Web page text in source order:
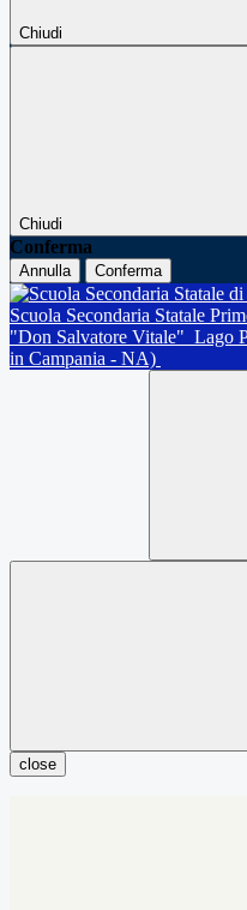
Chiudi
Chiudi
Conferma
Annulla Conferma
Scuola Secondaria Statale
"Don Salvatore Vitale" Lago
in Campania - NA)
close